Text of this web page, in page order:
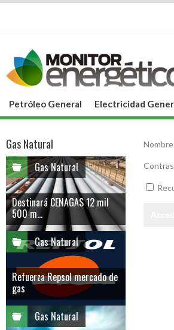
Petróleo General Electricidad
Gas Natural
Gas Natural
Destinará CENAGAS 12 mil
500 m...
Gas Natural
Refuerza Repsol mercado de
gas
Gas Natural